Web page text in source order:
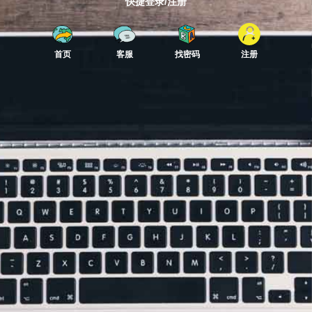
首页 客服 找密码 注册